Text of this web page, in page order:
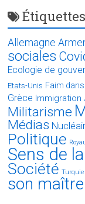
Étiquettes
Allemagne
sociales
Ecologie de
Etats-Unis Faim
Grèce Immigration
Militarisme
Médias
Politique
Sens de
Société Turquie
son maître